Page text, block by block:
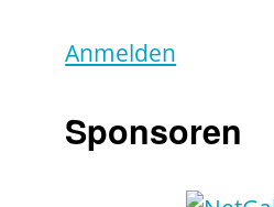
Anmelden
Sponsoren